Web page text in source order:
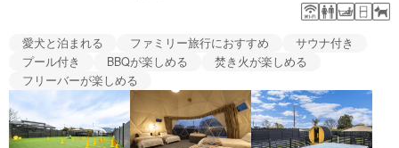
愛犬と泊まれる ファミリー旅行におすすめ
サウナ付き
プール付き
BBQが楽しめる
焚き火が楽しめる
フリーバーが楽しめる